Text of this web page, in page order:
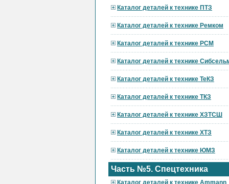
Каталог деталей к технике ПТЗ
Каталог деталей к технике Ремком
Каталог деталей к технике РСМ
Каталог деталей к технике
Каталог деталей к технике ТеКЗ
Каталог деталей к технике ТКЗ
Каталог деталей к технике ХЗТСШ
Каталог деталей к технике ХТЗ
Каталог деталей к технике ЮМЗ
Часть №5. Спецтехника
Каталог деталей к технике Ammann